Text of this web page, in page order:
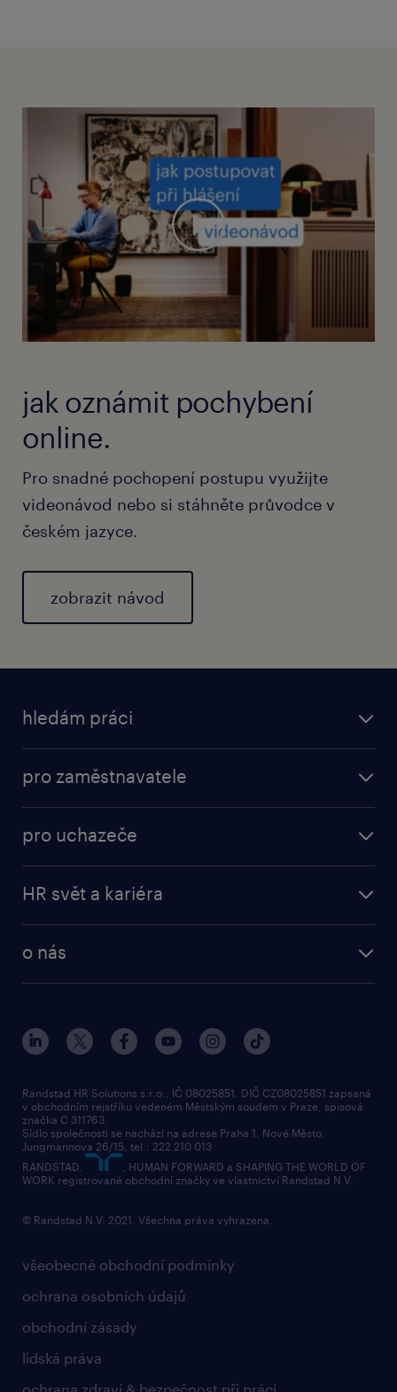
jak oznámit pochybení
online.
Pro snadné pochopení postupu využijte
videonávod nebo si stáhněte průvodce v
českém jazyce.
zobrazit návod
hledám práci
pro zaměstnavatele
pro uchazeče
HR svět a kariéra
o nás
všeobecné obchodní podmínky
ochrana osobních údajů
obchodní zásady
lidská práva
Randstad HR Solutions s.r.o., IČ 08025851, DIČ CZ08025851 zapsaná
v obchodním rejstříku vedeném Městským soudem v Praze, spisová
značka C 311763.
Sídlo společnosti se nachází na adrese Praha 1, Nové Město,
Jungmannova 26/15, tel.: 222 210 013
RANDSTAD,
, HUMAN FORWARD a SHAPING THE WORLD OF
WORK registrované obchodní značky ve vlastnictví Randstad N.V.
© Randstad N.V. 2021. Všechna práva vyhrazena.